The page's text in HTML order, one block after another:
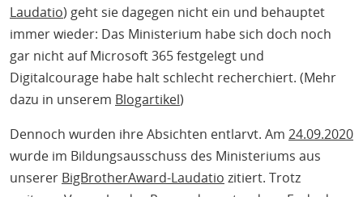
Laudatio) geht sie dagegen nicht ein und behauptet
immer wieder: Das Ministerium habe sich doch noch
gar nicht auf Microsoft 365 festgelegt und
Digitalcourage habe halt schlecht recherchiert. (Mehr
dazu in unserem Blogartikel)
Dennoch wurden ihre Absichten entlarvt. Am 24.09.2020
wurde im Bildungsausschuss des Ministeriums aus
unserer BigBrotherAward-Laudatio zitiert. Trotz